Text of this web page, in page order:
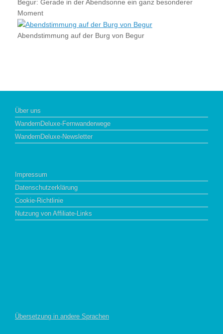
Begur: Gerade in der Abendsonne ein ganz besonderer
Moment
Abendstimmung auf der Burg von Begur
Über uns
WandernDeluxe-Fernwanderwege
WandernDeluxe-Newsletter
Impressum
Datenschutzerklärung
Cookie-Richtlinie
Nutzung von Affiliate-Links
Übersetzung in andere Sprachen